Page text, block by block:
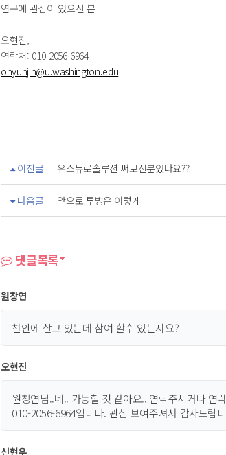
연구에 관심이 있으신 분
오현진,
연락처: 010-2056-6964
ohyunjin@u.washington.edu
이전글 유스뉴로솔루션 써보신분있나요??
다음글 앞으로 투병은 이렇게
댓글목록
원창연
천안에 살고 있는데 참여 할수 있는지요?
오현진
원창연님..네.. 가능할 것 같아요.. 연락주시거나 연
010-2056-6964입니다. 관심 보여주셔서 감사드립
신현우